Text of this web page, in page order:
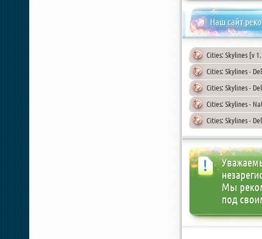
Наш сайт
Cities: Skylines [v
Cities: Skylines -
Cities: Skylines -
Cities: Skylines -
Cities: Skylines -
Мы
под